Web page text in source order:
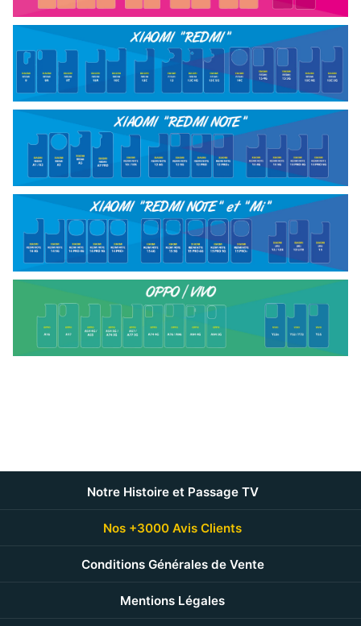
Notre Histoire et Passage TV
Nos +3000 Avis Clients
Conditions Générales de Vente
Mentions Légales